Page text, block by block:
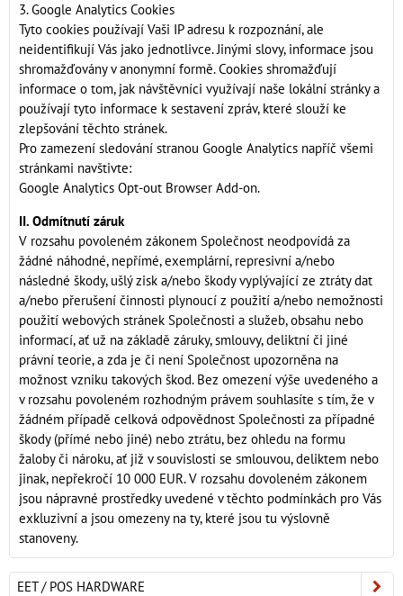
3. Google Analytics Cookies
Tyto cookies používají Vaši IP adresu k rozpoznání, ale
neidentifikují Vás jako jednotlivce. Jinými slovy, informace jsou
shromažďovány v anonymní formě. Cookies shromažďují
informace o tom, jak návštěvníci využívají naše lokální stránky a
používají tyto informace k sestavení zpráv, které slouží ke
zlepšování těchto stránek.
Pro zamezení sledování stranou Google Analytics napříč všemi
stránkami navštivte:
Google Analytics Opt-out Browser Add-on.
II. Odmítnutí záruk
V rozsahu povoleném zákonem Společnost neodpovídá za
žádné náhodné, nepřímé, exemplární, represivní a/nebo
následné škody, ušlý zisk a/nebo škody vyplývající ze ztráty dat
a/nebo přerušení činnosti plynoucí z použití a/nebo nemožnosti
použití webových stránek Společnosti a služeb, obsahu nebo
informací, ať už na základě záruky, smlouvy, deliktní či jiné
právní teorie, a zda je či není Společnost upozorněna na
možnost vzniku takových škod. Bez omezení výše uvedeného a
v rozsahu povoleném rozhodným právem souhlasíte s tím, že v
žádném případě celková odpovědnost Společnosti za případné
škody (přímé nebo jiné) nebo ztrátu, bez ohledu na formu
žaloby či nároku, ať již v souvislosti se smlouvou, deliktem nebo
jinak, nepřekročí 10 000 EUR. V rozsahu dovoleném zákonem
jsou nápravné prostředky uvedené v těchto podmínkách pro Vás
exkluzivní a jsou omezeny na ty, které jsou tu výslovně
stanoveny.
EET / POS HARDWARE